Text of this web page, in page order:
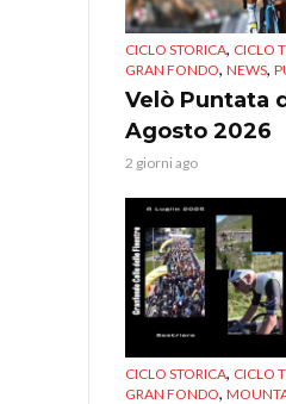
CICLO STORICA, CICLO
GRAN FONDO, NEWS,
Velò Puntata
Agosto 2026
2 giorni ago
CICLO STORICA, CICLO
GRAN FONDO,